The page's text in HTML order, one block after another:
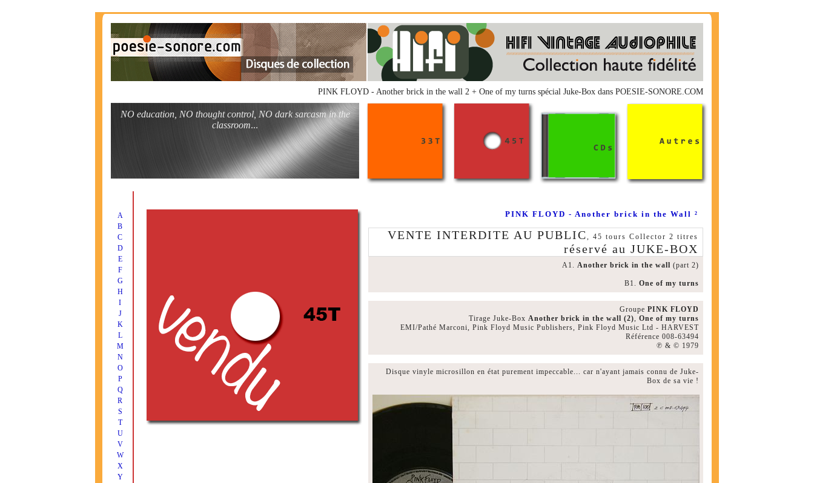
PINK FLOYD - Another brick in the wall 2 + One of my turns spécial Juke-Box dans POESIE-SONORE.COM
NO education, NO thought control, NO dark sarcasm in the
classroom...
A
B
C
D
E
F
G
H
I
J
K
L
M
N
O
P
Q
R
S
T
U
V
W
X
Y
PINK FLOYD - Another brick in the Wall ²
VENTE INTERDITE AU PUBLIC, 45 tours Collector 2 titres
réservé au JUKE-BOX
A1. Another brick in the wall (part 2)
B1. One of my turns
Groupe PINK FLOYD
Tirage Juke-Box Another brick in the wall (2), One of my turns
EMI/Pathé Marconi, Pink Floyd Music Publishers, Pink Floyd Music Ltd - HARVEST
Référence 008-63494
℗ & © 1979
Disque vinyle microsillon en état purement impeccable... car n'ayant jamais connu de Juke-
Box de sa vie !